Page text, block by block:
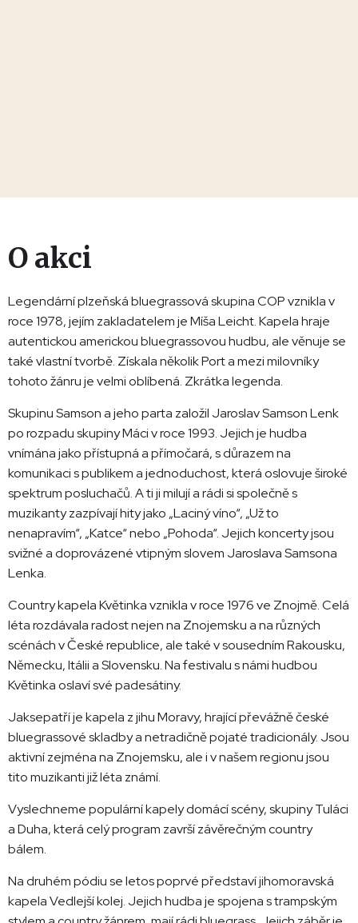
O akci
Legendární plzeňská bluegrassová skupina COP vznikla v
roce 1978, jejím zakladatelem je Míša Leicht. Kapela hraje
autentickou americkou bluegrassovou hudbu, ale věnuje se
také vlastní tvorbě. Získala několik Port a mezi milovníky
tohoto žánru je velmi oblíbená. Zkrátka legenda.
Skupinu Samson a jeho parta založil Jaroslav Samson Lenk
po rozpadu skupiny Máci v roce 1993. Jejich je hudba
vnímána jako přístupná a přímočará, s důrazem na
komunikaci s publikem a jednoduchost, která oslovuje široké
spektrum posluchačů. A ti ji milují a rádi si společně s
muzikanty zazpívají hity jako „Laciný víno“, „Už to
nenapravím“, „Katce“ nebo „Pohoda“. Jejich koncerty jsou
svižné a doprovázené vtipným slovem Jaroslava Samsona
Lenka.
Country kapela Květinka vznikla v roce 1976 ve Znojmě. Celá
léta rozdávala radost nejen na Znojemsku a na různých
scénách v České republice, ale také v sousedním Rakousku,
Německu, Itálii a Slovensku. Na festivalu s námi hudbou
Květinka oslaví své padesátiny.
Jaksepatří je kapela z jihu Moravy, hrající převážně české
bluegrassové skladby a netradičně pojaté tradicionály. Jsou
aktivní zejména na Znojemsku, ale i v našem regionu jsou
tito muzikanti již léta známí.
Vyslechneme populární kapely domácí scény, skupiny Tuláci
a Duha, která celý program završí závěrečným country
bálem.
Na druhém pódiu se letos poprvé představí jihomoravská
kapela Vedlejší kolej. Jejich hudba je spojena s trampským